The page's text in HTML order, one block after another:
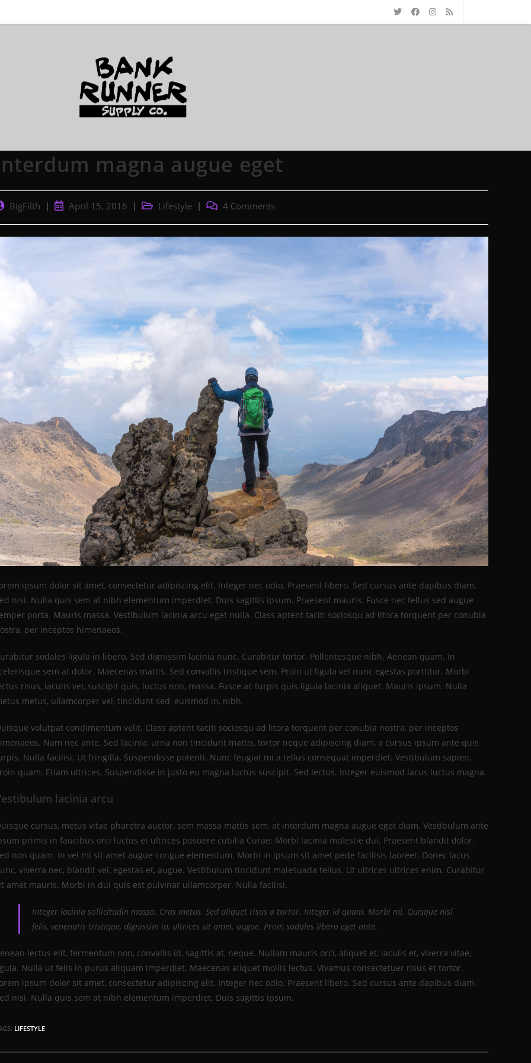
magna augue eget
BigFilth
PostApril 15, 2016
Post Lifestyle
Post 4 Comments
ipsum dolor sit amet, consectetur adipiscing elit. Integer nec odio. Praesent libero. Sed cursus ante dapibus diam.
nisi. Nulla quis sem at nibh elementum imperdiet. Duis sagittis ipsum. Praesent mauris. Fusce nec tellus sed augue
porta. Mauris massa. Vestibulum lacinia arcu eget nulla. Class aptent taciti sociosqu ad litora torquent per conubia
per inceptos himenaeos.
sodales ligula in libero. Sed dignissim lacinia nunc. Curabitur tortor. Pellentesque nibh. Aenean quam. In
sem at dolor. Maecenas mattis. Sed convallis tristique sem. Proin ut ligula vel nunc egestas porttitor. Morbi
risus, iaculis vel, suscipit quis, luctus non, massa. Fusce ac turpis quis ligula lacinia aliquet. Mauris ipsum. Nulla
metus, ullamcorper vel, tincidunt sed, euismod in, nibh.
volutpat condimentum velit. Class aptent taciti sociosqu ad litora torquent per conubia nostra, per inceptos
Nam nec ante. Sed lacinia, urna non tincidunt mattis, tortor neque adipiscing diam, a cursus ipsum ante quis
Nulla facilisi. Ut fringilla. Suspendisse potenti. Nunc feugiat mi a tellus consequat imperdiet. Vestibulum sapien.
quam. Etiam ultrices. Suspendisse in justo eu magna luctus suscipit. Sed lectus. Integer euismod lacus luctus magna.
lacinia arcu
cursus, metus vitae pharetra auctor, sem massa mattis sem, at interdum magna augue eget diam. Vestibulum ante
primis in faucibus orci luctus et ultrices posuere cubilia Curae; Morbi lacinia molestie dui. Praesent blandit dolor.
non quam. In vel mi sit amet augue congue elementum. Morbi in ipsum sit amet pede facilisis laoreet. Donec lacus
viverra nec, blandit vel, egestas et, augue. Vestibulum tincidunt malesuada tellus. Ut ultrices ultrices enim. Curabitur
amet mauris. Morbi in dui quis est pulvinar ullamcorper. Nulla facilisi.
Integer lacinia sollicitudin massa. Cras metus. Sed aliquet risus a tortor. Integer id quam. Morbi mi. Quisque nisl
felis, venenatis tristique, dignissim in, ultrices sit amet, augue. Proin sodales libero eget ante.
lectus elit, fermentum non, convallis id, sagittis at, neque. Nullam mauris orci, aliquet et, iaculis et, viverra vitae,
Nulla ut felis in purus aliquam imperdiet. Maecenas aliquet mollis lectus. Vivamus consectetuer risus et tortor.
ipsum dolor sit amet, consectetur adipiscing elit. Integer nec odio. Praesent libero. Sed cursus ante dapibus diam.
nisi. Nulla quis sem at nibh elementum imperdiet. Duis sagittis ipsum.
LIFESTYLE